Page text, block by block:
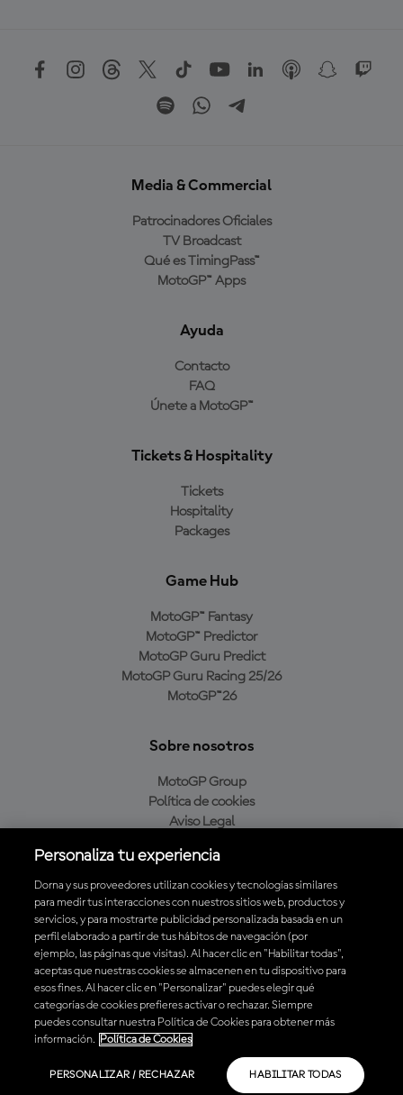
Media & Commercial
Patrocinadores Oficiales
TV Broadcast
Qué es TimingPass™
MotoGP™ Apps
Ayuda
Contacto
FAQ
Únete a MotoGP™
Tickets & Hospitality
Tickets
Hospitality
Packages
Game Hub
MotoGP™ Fantasy
MotoGP™ Predictor
MotoGP Guru Predict
MotoGP Guru Racing 25/26
MotoGP™26
Sobre nosotros
MotoGP Group
Política de cookies
Aviso Legal
Política de compra
Descarga la aplicación oficial de MotoGP™
© 2026 MotoGP Sports Entertainment Group. Todos los derechos
reservados. Todas las marcas son propiedad de sus respectivos dueños.
Personaliza tu experiencia
Dorna y sus proveedores utilizan cookies y tecnologías similares
para medir tus interacciones con nuestros sitios web, productos y
servicios, y para mostrarte publicidad personalizada basada en un
perfil elaborado a partir de tus hábitos de navegación (por
ejemplo, las páginas que visitas). Al hacer clic en "Habilitar todas",
aceptas que nuestras cookies se almacenen en tu dispositivo para
esos fines. Al hacer clic en "Personalizar" puedes elegir qué
categorías de cookies prefieres activar o rechazar. Siempre
puedes consultar nuestra Política de Cookies para obtener más
información.
Política de Cookies
PERSONALIZAR / RECHAZAR HABILITAR TODAS